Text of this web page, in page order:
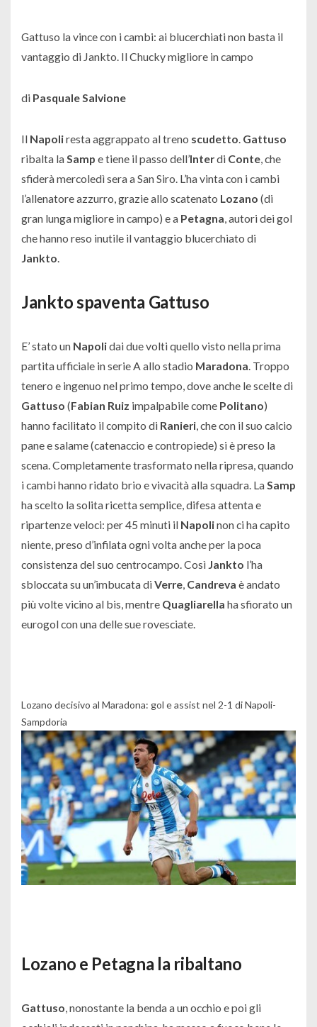
Gattuso la vince con i cambi: ai blucerchiati non basta il
vantaggio di Jankto. Il Chucky migliore in campo
di Pasquale Salvione
Il Napoliresta aggrappato al treno scudetto Gattuso
ribalta la Samp e tiene il passo dell’Interdi Conte , che
sfiderà mercoledì sera a San Siro. L’ha vinta con i cambi
l’allenatore azzurro, grazie allo scatenato Lozano (di
gran lunga migliore in campo) e a Petagna , autori dei gol
che hanno reso inutile il vantaggio blucerchiato di
Jankto
Jankto spaventa Gattuso
E’ stato un Napolidai due volti quello visto nella prima
partita ufficiale in serie A allo stadio Maradona . Troppo
tenero e ingenuo nel primo tempo, dove anche le scelte di
Gattuso (Fabian Ruiz impalpabile come Politano)
hanno facilitato il compito di Ranieri , che con il suo calcio
pane e salame (catenaccio e contropiede) si è preso la
scena. Completamente trasformato nella ripresa, quando
i cambi hanno ridato brio e vivacità alla squadra. La Samp
ha scelto la solita ricetta semplice, difesa attenta e
ripartenze veloci: per 45 minuti il Napolinon ci ha capito
niente, preso d’infilata ogni volta anche per la poca
consistenza del suo centrocampo. Così Jankto l’ha
sbloccata su un’imbucata diVerre Candreva è andato
più volte vicino al bis, mentre Quagliarella ha sfiorato un
eurogol con una delle sue rovesciate.
Lozano decisivo al Maradona: gol e assist nel 2-1 di Napoli-
Sampdoria
Lozano e Petagna la ribaltano
Gattuso, nonostante la benda a un occhio e poi gli